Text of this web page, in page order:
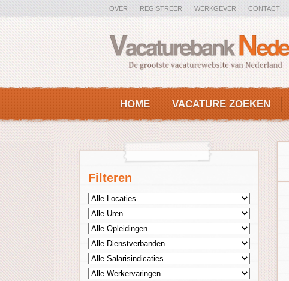
OVER REGISTREER WERKGEVER CONTACT
HOME VACATURE ZOEKEN
Filteren